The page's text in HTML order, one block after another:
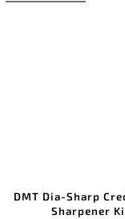
DMT Dia-Sharp
Sharpener